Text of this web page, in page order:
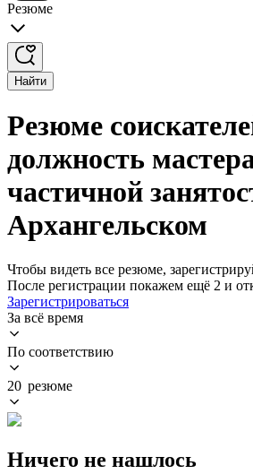
Резюме
Найти
Резюме
должность
частичной
Архангельском
Чтобы видеть все резюме,
После регистрации покажем ещё 2 и
Зарегистрироваться
За всё время
По соответствию
20 резюме
Ничего не нашлось